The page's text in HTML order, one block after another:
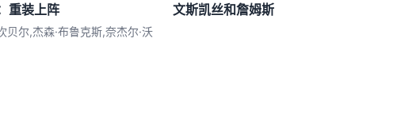
重装上阵
贝尔,杰森·布鲁克斯,奈杰尔·沃
文斯凯丝和詹姆斯